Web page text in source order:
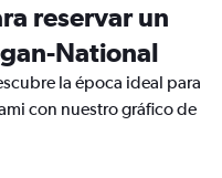
reservar un
National
la época ideal para
con nuestro gráfico de